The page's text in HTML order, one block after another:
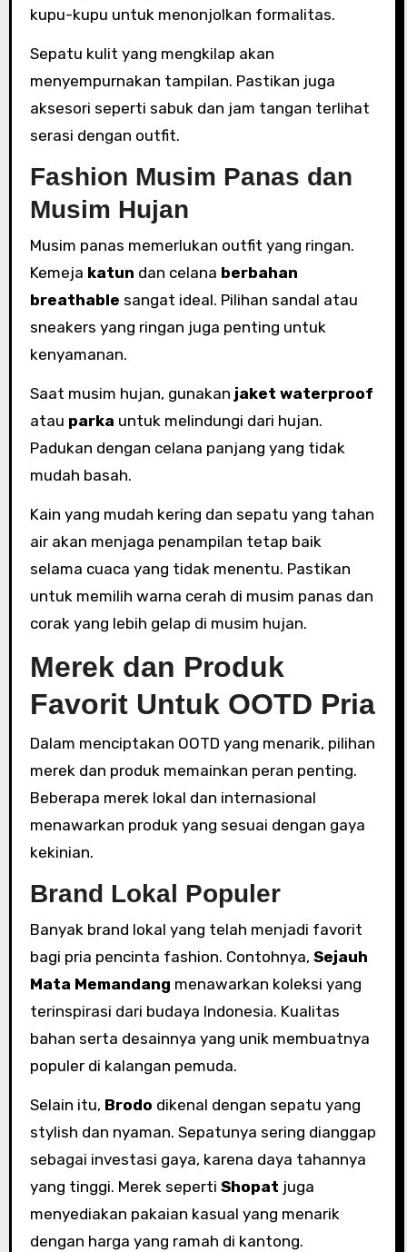
kupu-kupu untuk menonjolkan formalitas.
Sepatu kulit yang mengkilap akan
menyempurnakan tampilan. Pastikan juga
aksesori seperti sabuk dan jam tangan terlihat
serasi dengan outfit.
Fashion Musim Panas dan
Musim Hujan
Musim panas memerlukan outfit yang ringan.
Kemeja katun dan celana berbahan
breathable sangat ideal. Pilihan sandal atau
sneakers yang ringan juga penting untuk
kenyamanan.
Saat musim hujan, gunakan jaket waterproof
atau parka untuk melindungi dari hujan.
Padukan dengan celana panjang yang tidak
mudah basah.
Kain yang mudah kering dan sepatu yang tahan
air akan menjaga penampilan tetap baik
selama cuaca yang tidak menentu. Pastikan
untuk memilih warna cerah di musim panas dan
corak yang lebih gelap di musim hujan.
Merek dan Produk
Favorit Untuk OOTD Pria
Dalam menciptakan OOTD yang menarik, pilihan
merek dan produk memainkan peran penting.
Beberapa merek lokal dan internasional
menawarkan produk yang sesuai dengan gaya
kekinian.
Brand Lokal Populer
Banyak brand lokal yang telah menjadi favorit
bagi pria pencinta fashion. Contohnya, Sejauh
Mata Memandang menawarkan koleksi yang
terinspirasi dari budaya Indonesia. Kualitas
bahan serta desainnya yang unik membuatnya
populer di kalangan pemuda.
Selain itu, Brodo dikenal dengan sepatu yang
stylish dan nyaman. Sepatunya sering dianggap
sebagai investasi gaya, karena daya tahannya
yang tinggi. Merek seperti Shopat juga
menyediakan pakaian kasual yang menarik
dengan harga yang ramah di kantong.